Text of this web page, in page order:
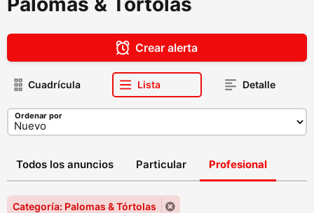
Crear alerta
Cuadrícula Lista Detalle
Ordenar por
Todos los anuncios Particular Profesional
Categoría: Palomas & Tórtolas